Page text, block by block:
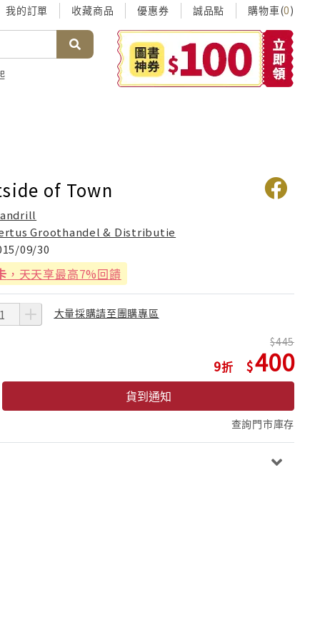
我的訂單 收藏商品 優惠券 誠品點 購物車(0)
of Town
Groothandel & Distributie
09/30
，天天享最高7%回饋
大量採購請至團購專區
9
445
400
貨到通知
查詢門市庫存